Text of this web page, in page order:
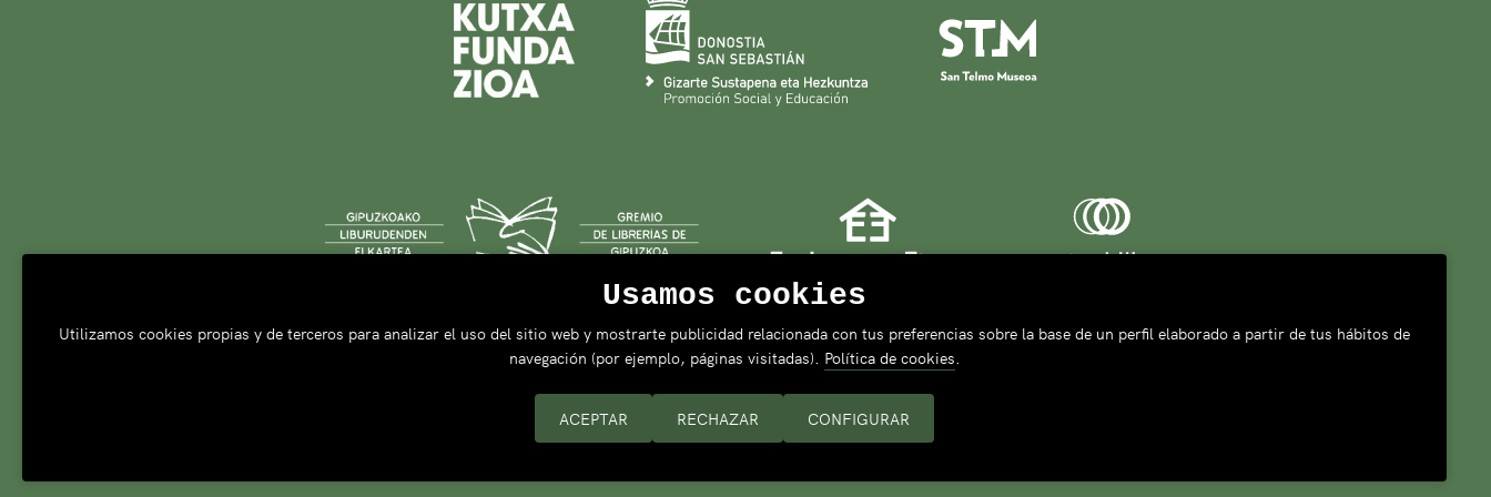
Usamos cookies
Utilizamos cookies propias y de terceros para analizar el uso del sitio web y mostrarte publicidad relacionada con tus preferencias sobre la base de un perfil elaborado a partir de tus hábitos de
navegación (por ejemplo, páginas visitadas). Política de cookies.
CONFIGURAR
RECHAZAR
ACEPTAR